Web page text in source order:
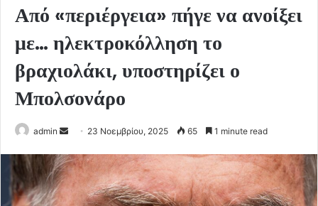
Από «περιέργεια» πήγε να ανοίξει
με… ηλεκτροκόλληση το
βραχιολάκι, υποστηρίζει ο
Μπολσονάρο
admin
Send
email
23 Νοεμβρίου, 2025 65 1 minute read